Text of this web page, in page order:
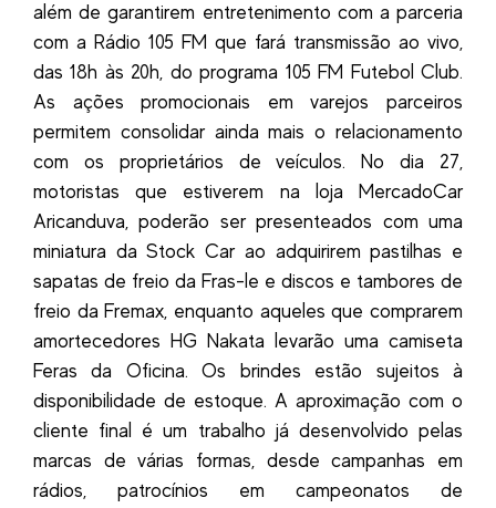
além de garantirem entretenimento com a parceria
com a Rádio 105 FM que fará transmissão ao vivo,
das 18h às 20h, do programa 105 FM Futebol Club.
As ações promocionais em varejos parceiros
permitem consolidar ainda mais o relacionamento
com os proprietários de veículos. No dia 27,
motoristas que estiverem na loja MercadoCar
Aricanduva, poderão ser presenteados com uma
miniatura da Stock Car ao adquirirem pastilhas e
sapatas de freio da Fras-le e discos e tambores de
freio da Fremax, enquanto aqueles que comprarem
amortecedores HG Nakata levarão uma camiseta
Feras da Oficina. Os brindes estão sujeitos à
disponibilidade de estoque. A aproximação com o
cliente final é um trabalho já desenvolvido pelas
marcas de várias formas, desde campanhas em
rádios, patrocínios em campeonatos de